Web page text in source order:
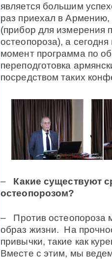
является большим
раз приехал в Армению,
(прибор для измерения
остеопороза), а
момент программа по
переподготовка
посредством таких
– Какие существуют
остеопорозом?
– Против остеопороза
образ жизни. На
привычки, такие как
Вместе с этим, мы